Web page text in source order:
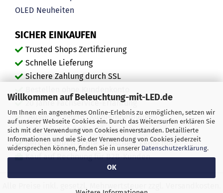
Willkommen auf Beleuchtung-mit-LED.de
Um Ihnen ein angenehmes Online-Erlebnis zu ermöglichen, setzen wir
auf unserer Webseite Cookies ein. Durch das Weitersurfen erklären Sie
sich mit der Verwendung von Cookies einverstanden. Detaillierte
Informationen und wie Sie der Verwendung von Cookies jederzeit
widersprechen können, finden Sie in unserer Datenschutzerklärung.
OK
OLED Neuheiten
SICHER EINKAUFEN
Trusted Shops Zertifizierung
Schnelle Lieferung
Sichere Zahlung durch SSL
20 Jahre Fachservice-Erfahrung
"Ausgezeichnete" Kundenmeinungen
Mehr als 450.000 zufriedene Kunden
Service durch echte Menschen, keine Bots
Kauf auf Rechnung für B2B-Kunden